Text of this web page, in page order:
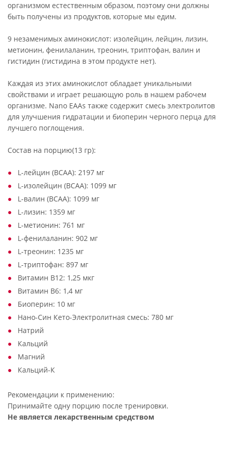
организмом естественным образом, поэтому они должны
быть получены из продуктов, которые мы едим.
9 незаменимых аминокислот: изолейцин, лейцин, лизин,
метионин, фенилаланин, треонин, триптофан, валин и
гистидин (гистидина в этом продукте нет).
Каждая из этих аминокислот обладает уникальными
свойствами и играет решающую роль в нашем рабочем
организме. Nano EAAs также содержит смесь электролитов
для улучшения гидратации и биоперин черного перца для
лучшего поглощения.
Состав на порцию(13 гр):
L-лейцин (BCAA): 2197 мг
L-изолейцин (BCAA): 1099 мг
L-валин (BCAA): 1099 мг
L-лизин: 1359 мг
L-метионин: 761 мг
L-фенилаланин: 902 мг
L-треонин: 1235 мг
L-триптофан: 897 мг
Витамин В12: 1,25 мкг
Витамин В6: 1,4 мг
Биоперин: 10 мг
Нано-Син Кето-Электролитная смесь: 780 мг
Натрий
Кальций
Магний
Кальций-К
Рекомендации к применению:
Принимайте одну порцию после тренировки.
Не является лекарственным средством